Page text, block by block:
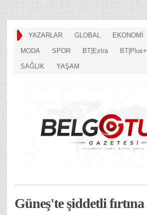
YAZARLAR GLOBAL EKONOMİ
MODA SPOR BT|Extra BT|Plus+
SAĞLIK YAŞAM
Güneş'te şiddetli fırtına